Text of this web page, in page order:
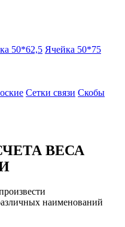
50*62,5 Ячейка 50*75
Сетки связи Скобы
ВЕСА
наименований